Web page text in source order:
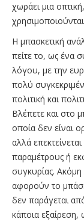
χωράει μια
Η μπασκετική
πείτε το, ως ένα
λόγου, με την
πολύ
πολιτική και
Βλέπετε και στο
οποία δεν είναι
αλλά
παραμέτρους ή
συγκυρίας.
αφορούν το
δεν παράγεται
κάποια εξαίρεση,